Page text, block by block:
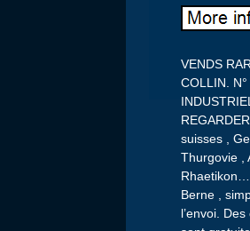
VENDS
COLLIN.
suisses ,
Thurgovie ,
Berne ,
l’envoi.